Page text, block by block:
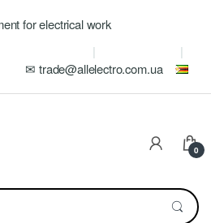
for electrical work
✉ trade@allelectro.com.ua
0